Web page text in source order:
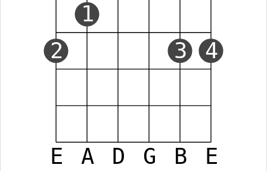
E A D G B E
2
1
3
4